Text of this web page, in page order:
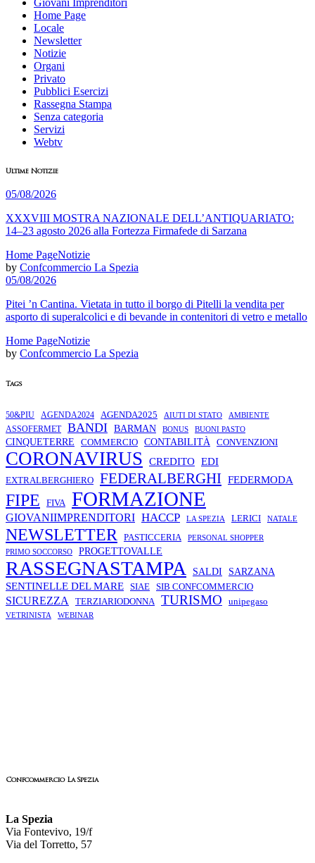
Giovani Imprenditori
Home Page
Locale
Newsletter
Notizie
Organi
Privato
Pubblici Esercizi
Rassegna Stampa
Senza categoria
Servizi
Webtv
Ultime Notizie
05/08/2026
XXXVIII MOSTRA NAZIONALE DELL’ANTIQUARIATO:
14–23 agosto 2026 alla Fortezza Firmafede di Sarzana
Home PageNotizie
by Confcommercio La Spezia
05/08/2026
Pitei ’n Cantina. Vietata in tutto il borgo di Pitelli la vendita per
asporto di superalcolici e di bevande in contenitori di vetro e metallo
Home PageNotizie
by Confcommercio La Spezia
Tags
50&PIU AGENDA2024 AGENDA2025 AIUTI DI STATO AMBIENTE
ASSOFERMET BANDI BARMAN BONUS BUONI PASTO
CINQUETERRE COMMERCIO CONTABILITÀ CONVENZIONI
CORONAVIRUS CREDITO EDI
EXTRALBERGHIERO FEDERALBERGHI FEDERMODA
FIPE FIVA FORMAZIONE
GIOVANIIMPRENDITORI HACCP LA SPEZIA LERICI NATALE
NEWSLETTER PASTICCERIA PERSONAL SHOPPER
PRIMO SOCCORSO PROGETTOVALLE
RASSEGNASTAMPA SALDI
SARZANA
SENTINELLE DEL MARE SIAE SIB CONFCOMMERCIO
SICUREZZA TERZIARIODONNA TURISMO unipegaso
VETRINISTA WEBINAR
Confcommercio La Spezia
La Spezia
Via Fontevivo, 19/f
Via del Torretto, 57